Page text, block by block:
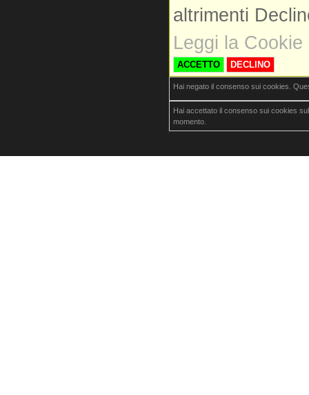
altrimenti
Leggi la Cookie
ACCETTO DECLINO
Hai negato il consenso sui cookies.
Hai accettato il consenso sui cookies
momento.